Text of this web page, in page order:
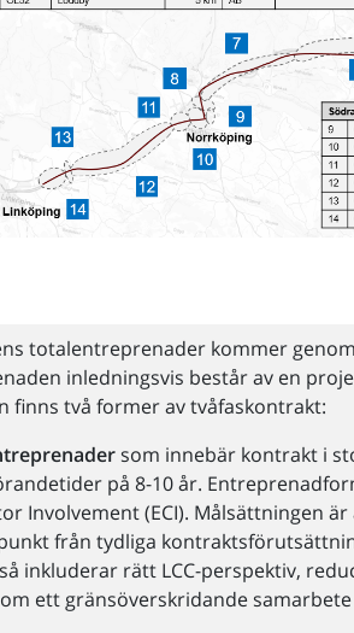
totalentreprenader kommer
inledningsvis består av en
finns två former av tvåfaskontrakt:
som innebär kontrakt i
på 8-10 år.
Involvement (ECI). Målsättningen
från tydliga
inkluderar rätt LCC-perspektiv,
ett gränsöverskridande